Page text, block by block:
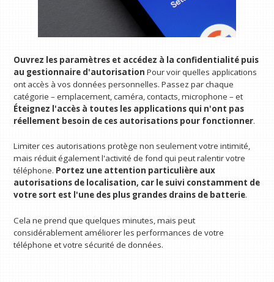
Ouvrez les paramètres et accédez à la confidentialité puis
au gestionnaire d'autorisationPour voir quelles applications
ont accès à vos données personnelles. Passez par chaque
catégorie – emplacement, caméra, contacts, microphone – et
Éteignez l'accès à toutes les applications qui n'ont pas
réellement besoin de ces autorisations pour fonctionner.
Limiter ces autorisations protège non seulement votre intimité,
mais réduit également l'activité de fond qui peut ralentir votre
téléphone. Portez une attention particulière aux
autorisations de localisation, car le suivi constamment de
votre sort est l'une des plus grandes drains de batterie.
Cela ne prend que quelques minutes, mais peut
considérablement améliorer les performances de votre
téléphone et votre sécurité de données.